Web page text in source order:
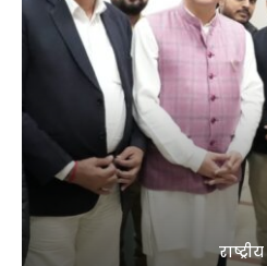
राष्ट्रीय